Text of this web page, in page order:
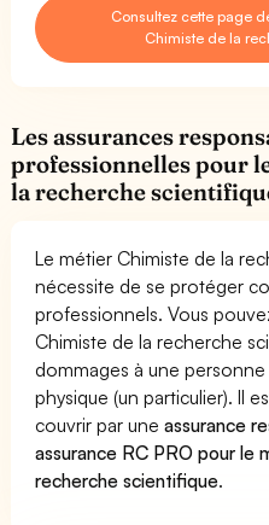
Consultez cette page
Chimiste de la
Les assurances
professionnelles pour
la recherche
Le métier Chimiste de la
nécessite de se protéger
professionnels. Vous
Chimiste de la recherche
dommages à une
physique (un particulier). Il
couvrir par uneassurance
assurance RC PRO pour le
recherche scientifique.